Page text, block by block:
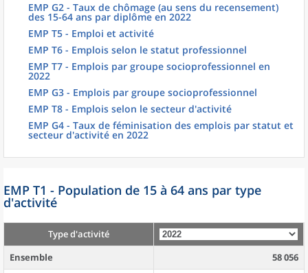
EMP G2 - Taux de chômage (au sens du recensement)
des 15-64 ans par diplôme en 2022
EMP T5 - Emploi et activité
EMP T6 - Emplois selon le statut professionnel
EMP T7 - Emplois par groupe socioprofessionnel en
2022
EMP G3 - Emplois par groupe socioprofessionnel
EMP T8 - Emplois selon le secteur d'activité
EMP G4 - Taux de féminisation des emplois par statut et
secteur d'activité en 2022
EMP T1 - Population de 15 à 64 ans par type
d'activité
Type d'activité
Ensemble
58 056